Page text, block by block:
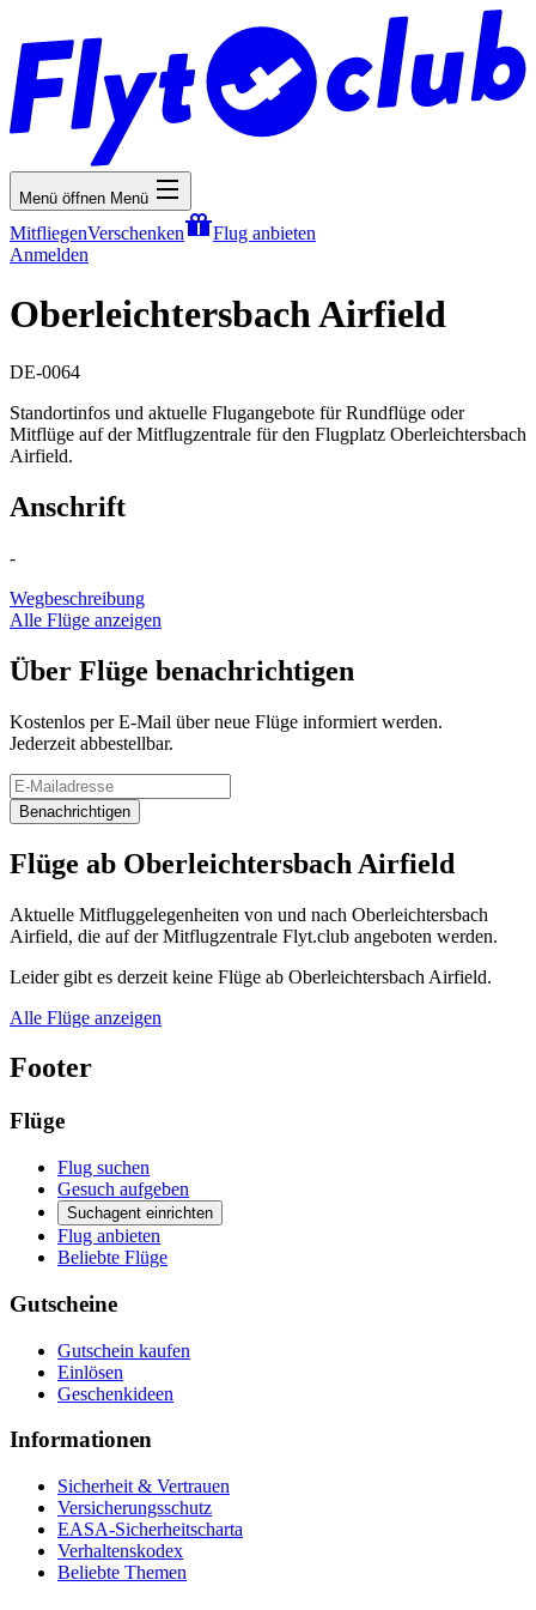
Menü öffnen Menü
MitfliegenVerschenken
Flug anbieten
Anmelden
Oberleichtersbach Airfield
DE-0064
Standortinfos und aktuelle Flugangebote für Rundflüge oder
Mitflüge auf der Mitflugzentrale für den Flugplatz Oberleichtersbach
Airfield.
Anschrift
-
Wegbeschreibung
Alle Flüge anzeigen
Über Flüge benachrichtigen
Kostenlos per E-Mail über neue Flüge informiert werden.
Jederzeit abbestellbar.
Benachrichtigen
Flüge ab Oberleichtersbach Airfield
Aktuelle Mitfluggelegenheiten von und nach Oberleichtersbach
Airfield, die auf der Mitflugzentrale Flyt.club angeboten werden.
Leider gibt es derzeit keine Flüge ab Oberleichtersbach Airfield.
Alle Flüge anzeigen
Footer
Flüge
Flug suchen
Gesuch aufgeben
Suchagent einrichten
Flug anbieten
Beliebte Flüge
Gutscheine
Gutschein kaufen
Einlösen
Geschenkideen
Informationen
Sicherheit & Vertrauen
Versicherungsschutz
EASA-Sicherheitscharta
Verhaltenskodex
Beliebte Themen